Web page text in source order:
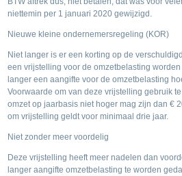
niettemin per 1 januari 2020 gewijzigd.
Nieuwe kleine ondernemersregeling (KOR)
Niet langer is er een korting op de
een vrijstelling voor de omzetbelasting
langer een aangifte voor de omzetbelasting
Voorwaarde om van deze vrijstelling gebruik
omzet op jaarbasis niet hoger mag zijn dan €
om vrijstelling geldt voor minimaal drie jaar.
Niet zonder meer voordelig
Deze vrijstelling heeft meer nadelen dan
langer aangifte omzetbelasting te worden